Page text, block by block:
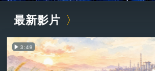
最新影片
3:49